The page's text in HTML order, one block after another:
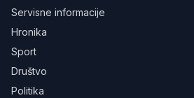
Servisne informacije
Hronika
Sport
Društvo
Politika